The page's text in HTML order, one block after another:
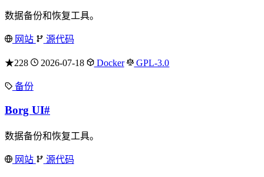
数据备份和恢复工具。
网站 源代码
★228 2026-07-18 Docker GPL-3.0
备份
Borg UI#
数据备份和恢复工具。
网站 源代码